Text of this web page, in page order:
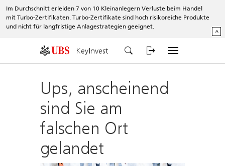
Im Durchschnitt erleiden 7 von 10 Kleinanlegern Verluste beim Handel
mit Turbo-Zertifikaten. Turbo-Zertifikate sind hoch risikoreiche Produkte
und nicht für langfristige Anlagestrategien geeignet.
^
KeyInvest
Ups, anscheinend
sind Sie am
falschen Ort
gelandet